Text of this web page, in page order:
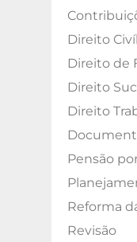
Direito Civíl
Direito de
Direito
Direito
Pensão
Reforma
Revisão